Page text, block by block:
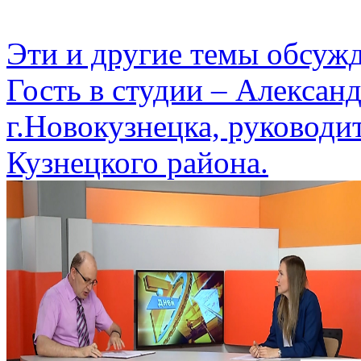
Эти и другие темы
Гость в студии –
г.Новокузнецка,
Кузнецкого района.